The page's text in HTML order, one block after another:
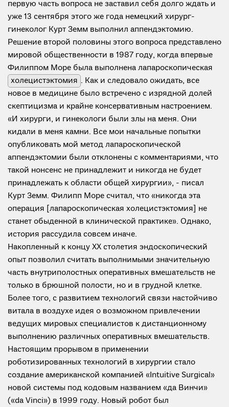
первую часть вопроса не заставил себя долго ждать и
уже 13 сентября этого же года немецкий хирург-
гинеколог Курт Земм выполнил аппендэктомию.
Решение второй половины этого вопроса представлено
мировой общественности в 1987 году, когда впервые
Филиппом Море была выполнена лапароскопическая
холецистэктомия . Как и следовало ожидать, все
новое в медицине было встречено с изрядной долей
скептицизма и крайне консервативным настроением.
«И хирурги, и гинекологи были злы на меня. Они
кидали в меня камни. Все мои начальные попытки
опубликовать мой метод лапароскопической
аппендэктомии были отклонены с комментариями, что
такой нонсенс не принадлежит и никогда не будет
принадлежать к области общей хирургии», - писал
Курт Земм. Филипп Море считал, что «никогда эта
операция [лапароскопическая холецистэктомия] не
станет обыденной в клинической практике». Однако,
история рассудила совсем иначе.
Накопленный к концу ХХ столетия эндоскопический
опыт позволил считать выполнимыми значительную
часть внутриполостных оперативных вмешательств не
только в брюшной полости, но и в грудной клетке.
Более того, с развитием технологий связи настойчиво
витала в воздухе идея о возможном привлечении
ведущих мировых специалистов к дистанционному
выполнению различных оперативных вмешательств.
Настоящим прорывом в применении
роботизированных технологий в хирургии стало
создание американской компанией «Intuitive Surgical»
новой системы под кодовым названием «да Винчи»
(«da Vinci») в 1999 году. Новый робот был